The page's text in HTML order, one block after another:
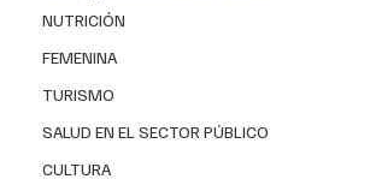
NUTRICIÓN
FEMENINA
TURISMO
SALUD EN EL SECTOR PÚBLICO
CULTURA